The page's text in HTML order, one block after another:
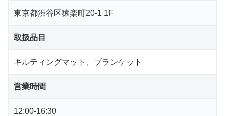
東京都渋谷区猿楽町20-1 1F
取扱品目
キルティングマット、ブランケット
営業時間
12:00-16:30